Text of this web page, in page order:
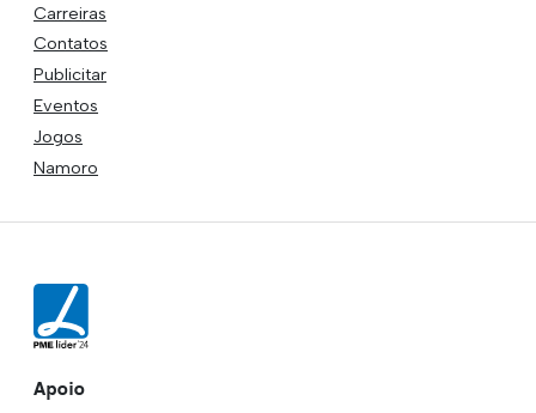
Carreiras
Contatos
Publicitar
Eventos
Jogos
Namoro
Apoio